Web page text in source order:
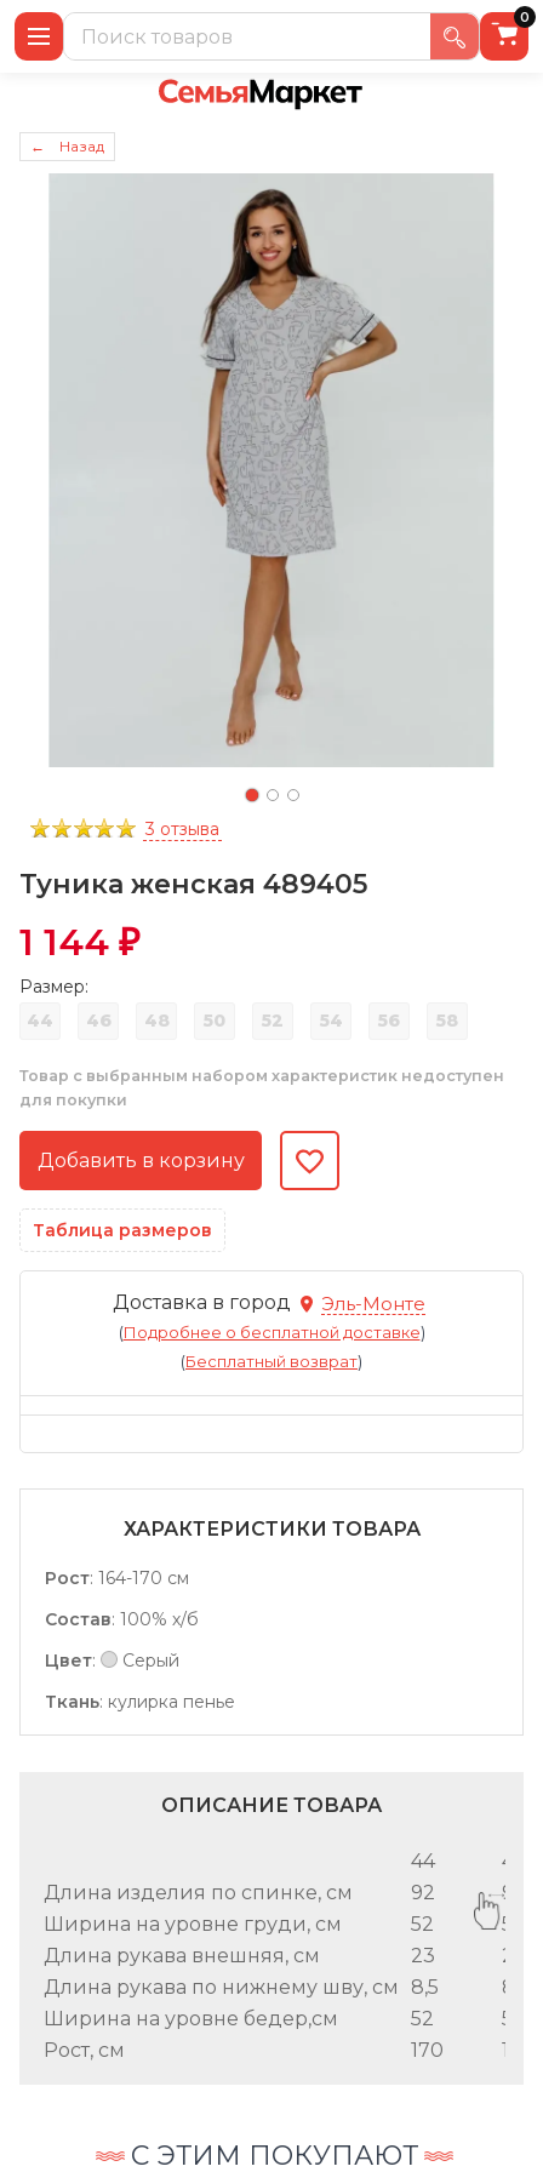
0
← Назад
3 отзыва
Туника женская 489405
1 144 ₽
Размер:
44
46 48 50 52 54 56 58
Товар с выбранным набором характеристик недоступен
для покупки
Таблица размеров
Доставка в город Эль-Монте
(Подробнее о бесплатной доставке)
(Бесплатный возврат)
ХАРАКТЕРИСТИКИ ТОВАРА
Рост: 164-170 см
Состав: 100% х/б
Цвет:
Серый
Ткань: кулирка пенье
ОПИСАНИЕ ТОВАРА
44
46
Длина изделия по спинке, см
92
92
Ширина на уровне груди, см
52
52
Длина рукава внешняя, см
23
23
Длина рукава по нижнему шву, см
8,5
8,5
Ширина на уровне бедер,см
52
52
Рост, см
170 170
С ЭТИМ ПОКУПАЮТ